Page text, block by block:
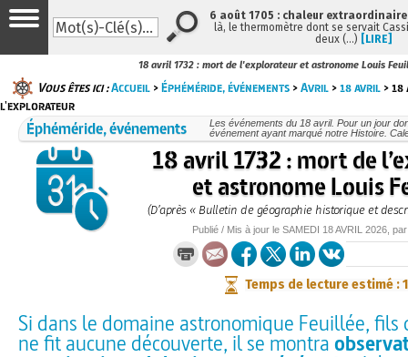
18 avril 1732 : mort de l'explorateur et astronome Louis
Vous êtes ici :Accueil >Éphéméride, événements >Avril >18 avril >
l'explorateur
Éphéméride, événements
Les événements du 18 avril. Pour un jour
événement ayant marqué notre Histoire.
18 avril 1732 : mort de
et astronome Louis
(D’après « Bulletin de géographie historique et
Publié / Mis à jour le SAMEDI 18 AVRIL 2026,
Temps de lecture estimé :
Si dans le domaine astronomique Feuillée, fils
ne fit aucune découverte, il se montra
6 août 1705 : chaleur
là, le thermomètre dont se servait
deux (…) [LIRE]